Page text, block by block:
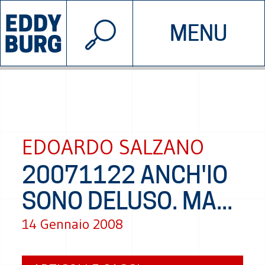
MENU
INIZIATIVE CHI SIAMO
© 2026 EDDYBURG
EDOARDO SALZANO
20071122 ANCH'IO
SONO DELUSO. MA...
14 Gennaio 2008